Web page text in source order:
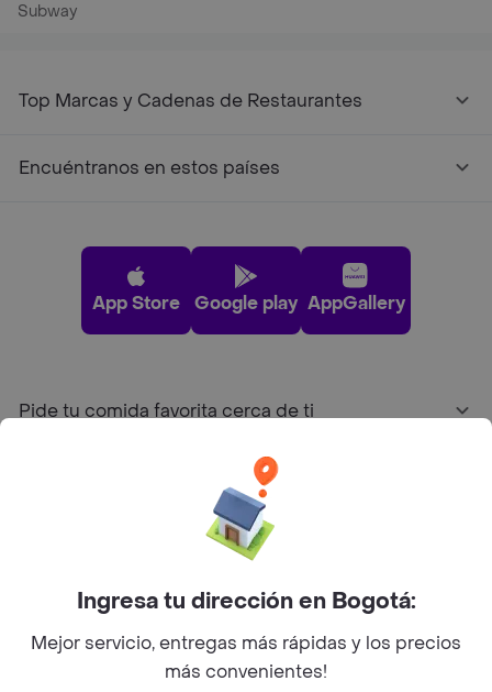
Subway
Top Marcas y Cadenas de Restaurantes
Encuéntranos en estos países
App Store Google play AppGallery
Pide tu comida favorita cerca de ti
Sobre Rappi
Facebook
Twitter
Instagram
Ingresa tu dirección en Bogotá:
Mejor servicio, entregas más rápidas y los precios
más convenientes!